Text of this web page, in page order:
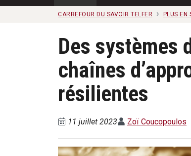
CARREFOUR DU SAVOIR TELFER PLUS EN
Des systèmes
chaînes
résilientes
11 juillet 2023 Zoï Coucopoulos